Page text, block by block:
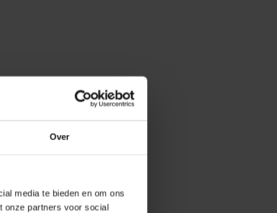
Over
media te bieden en om ons
onze partners voor social